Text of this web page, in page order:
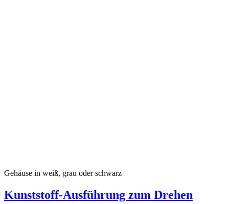
Gehäuse in weiß, grau oder schwarz
Kunststoff-Ausführung zum Drehen